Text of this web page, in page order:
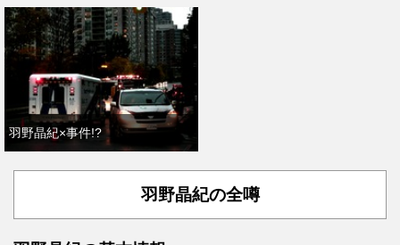
羽野晶紀×事件!?
羽野晶紀の全噂